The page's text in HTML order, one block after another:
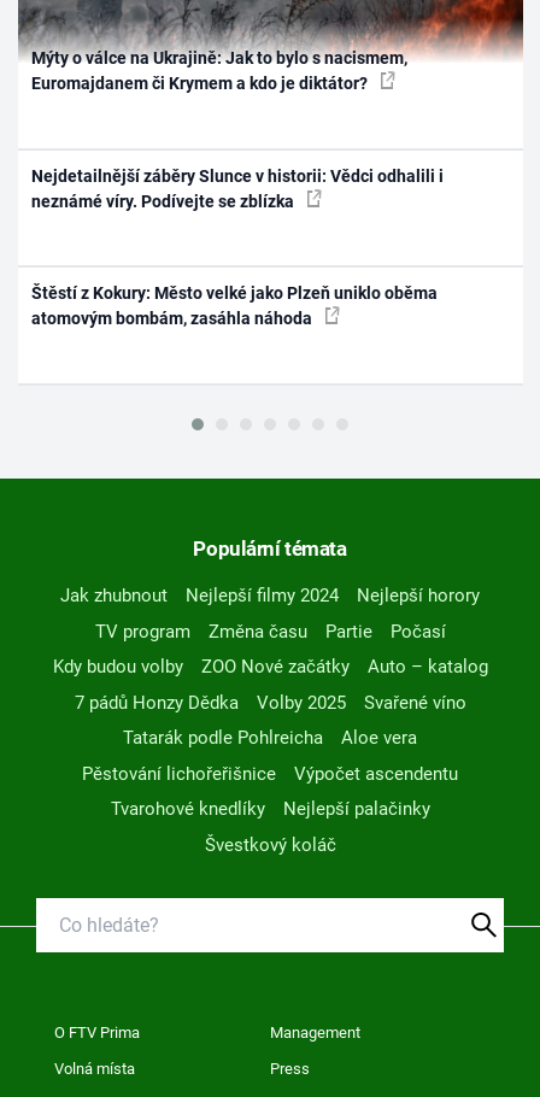
Mýty o válce na Ukrajině: Jak to bylo s nacismem,
Euromajdanem či Krymem a kdo je diktátor?
Nejdetailnější záběry Slunce v historii: Vědci odhalili i
neznámé víry. Podívejte se zblízka
Štěstí z Kokury: Město velké jako Plzeň uniklo oběma
atomovým bombám, zasáhla náhoda
Populární témata
Jak zhubnout Nejlepší filmy 2024
Nejlepší horory
TV program
Změna času Partie
Počasí
Kdy budou volby
ZOO Nové začátky
Auto – katalog
7 pádů Honzy Dědka
Volby 2025
Svařené víno
Tatarák podle Pohlreicha
Aloe vera
Pěstování lichořeřišnice
Výpočet ascendentu
Tvarohové knedlíky
Nejlepší palačinky
Švestkový koláč
O FTV Prima Management
Volná místa Press